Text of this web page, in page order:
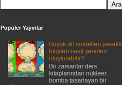
Popüler Yayınlar
Büyük dil modelleri yasaklı
bilgileri nasıl yeniden
oluşturabilir?
Bir zamanlar ders
kitaplarından nükleer
bomba tasarlayan bir